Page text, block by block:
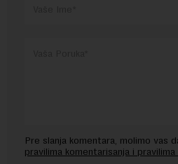
Pre slanja komentara, molimo vas
pravilima komentarisanja i pravilima